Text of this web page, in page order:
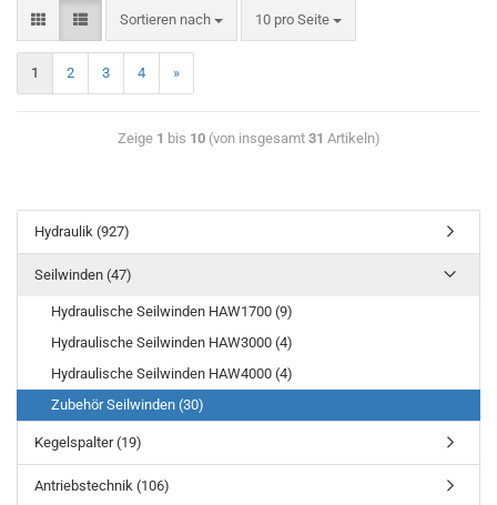
Sortieren nach 10 pro Seite
1 2 3 4 »
Zeige 1 bis 10(von insgesamt 31 Artikeln)
Hydraulik (927)
Seilwinden (47)
Hydraulische Seilwinden HAW1700 (9)
Hydraulische Seilwinden HAW3000 (4)
Hydraulische Seilwinden HAW4000 (4)
Zubehör Seilwinden (30)
Kegelspalter (19)
Antriebstechnik (106)